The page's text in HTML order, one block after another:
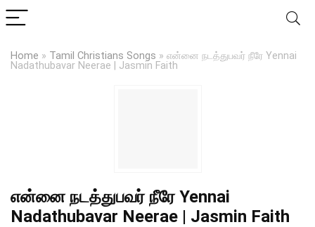
Home » Tamil Christians Songs » என்னை நடத்துபவர் நீரே Yennai
Nadathubavar Neerae | Jasmin Faith
என்னை நடத்துபவர் நீரே Yennai
Nadathubavar Neerae | Jasmin Faith